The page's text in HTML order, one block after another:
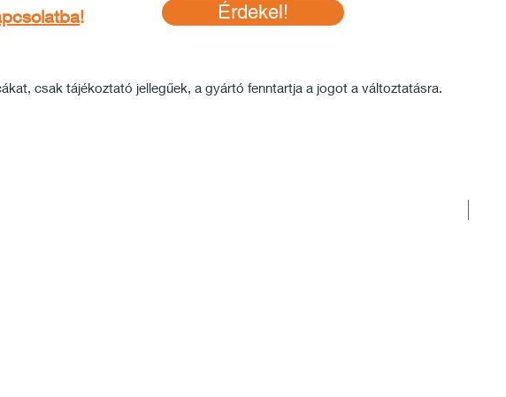
! Érdekel!
csak tájékoztató jellegűek, a gyártó fenntartja a jogot a változtatásra.